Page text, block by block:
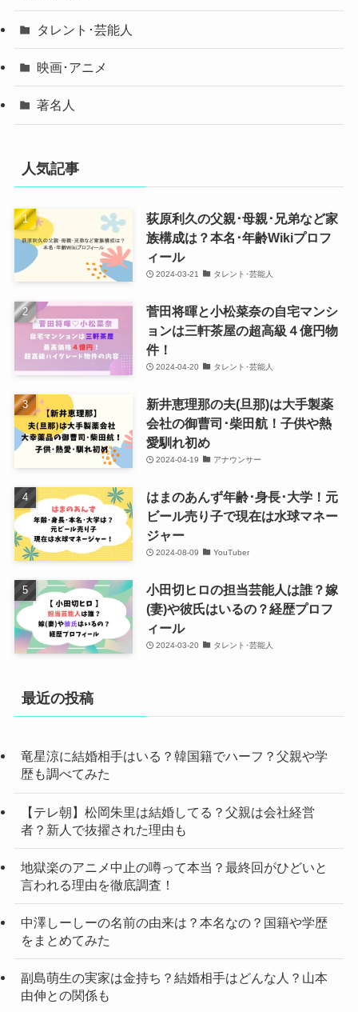
タレント･芸能人
映画･アニメ
著名人
人気記事
荻原利久の父親･母親･兄弟など家
族構成は？本名･年齢Wikiプロフ
ィール
2024-03-21 タレント･芸能人
菅田将暉と小松菜奈の自宅マンシ
ョンは三軒茶屋の超高級４億円物
件！
2024-04-20 タレント･芸能人
新井恵理那の夫(旦那)は大手製薬
会社の御曹司･柴田航！子供や熱
愛馴れ初め
2024-04-19 アナウンサー
はまのあんず年齢･身長･大学！元
ビール売り子で現在は水球マネー
ジャー
2024-08-09 YouTuber
小田切ヒロの担当芸能人は誰？嫁
(妻)や彼氏はいるの？経歴プロフ
ィール
2024-03-20 タレント･芸能人
最近の投稿
竜星涼に結婚相手はいる？韓国籍でハーフ？父親や学
歴も調べてみた
【テレ朝】松岡朱里は結婚してる？父親は会社経営
者？新人で抜擢された理由も
地獄楽のアニメ中止の噂って本当？最終回がひどいと
言われる理由を徹底調査！
中澤しーしーの名前の由来は？本名なの？国籍や学歴
をまとめてみた
副島萌生の実家は金持ち？結婚相手はどんな人？山本
由伸との関係も